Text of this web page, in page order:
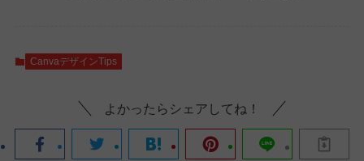
CanvaデザインTips
よかったらシェアしてね！